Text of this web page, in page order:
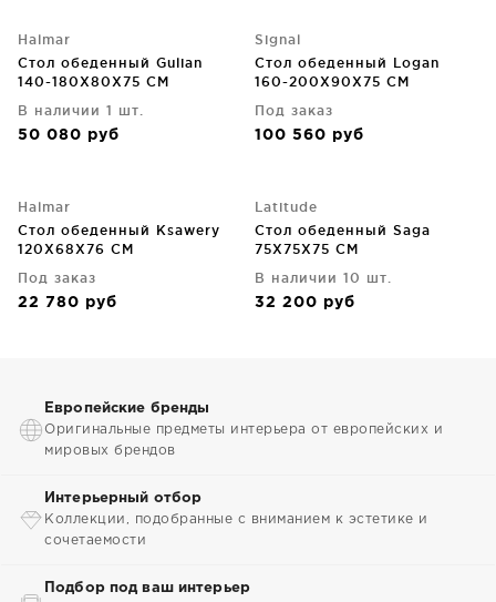
Halmar
Стол обеденный Gulian
140-180X80X75 CM
В наличии 1 шт.
50 080 руб
Signal
Стол обеденный Logan
160-200X90X75 CM
Под заказ
100 560 руб
Halmar
Стол обеденный Ksawery
120X68X76 CM
Под заказ
22 780 руб
Latitude
Стол обеденный Saga
75X75X75 CM
В наличии 10 шт.
32 200 руб
Европейские бренды
Оригинальные предметы интерьера от европейских и
мировых брендов
Интерьерный отбор
Коллекции, подобранные с вниманием к эстетике и
сочетаемости
Подбор под ваш интерьер